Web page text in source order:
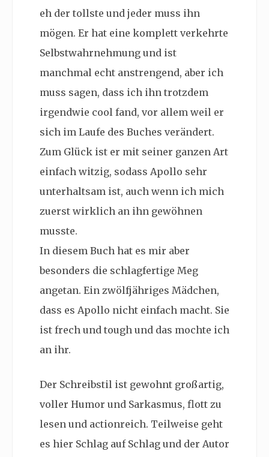
eh der tollste und jeder muss ihn
mögen. Er hat eine komplett verkehrte
Selbstwahrnehmung und ist
manchmal echt anstrengend, aber ich
muss sagen, dass ich ihn trotzdem
irgendwie cool fand, vor allem weil er
sich im Laufe des Buches verändert.
Zum Glück ist er mit seiner ganzen Art
einfach witzig, sodass Apollo sehr
unterhaltsam ist, auch wenn ich mich
zuerst wirklich an ihn gewöhnen
musste.
In diesem Buch hat es mir aber
besonders die schlagfertige Meg
angetan. Ein zwölfjähriges Mädchen,
dass es Apollo nicht einfach macht. Sie
ist frech und tough und das mochte ich
an ihr.
Der Schreibstil ist gewohnt großartig,
voller Humor und Sarkasmus, flott zu
lesen und actionreich. Teilweise geht
es hier Schlag auf Schlag und der Autor